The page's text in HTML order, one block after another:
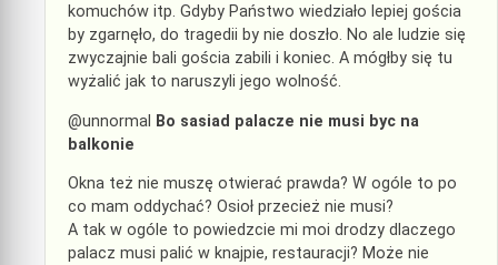
komuchów itp. Gdyby Państwo wiedziało lepiej gościa
by zgarnęło, do tragedii by nie doszło. No ale ludzie się
zwyczajnie bali gościa zabili i koniec. A mógłby się tu
wyżalić jak to naruszyli jego wolność.
@unnormal Bo sasiad palacze nie musi byc na
balkonie
Okna też nie muszę otwierać prawda? W ogóle to po
co mam oddychać? Osioł przecież nie musi?
A tak w ogóle to powiedzcie mi moi drodzy dlaczego
palacz musi palić w knajpie, restauracji? Może nie